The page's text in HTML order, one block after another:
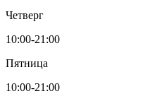
Четверг
10:00-21:00
Пятница
10:00-21:00